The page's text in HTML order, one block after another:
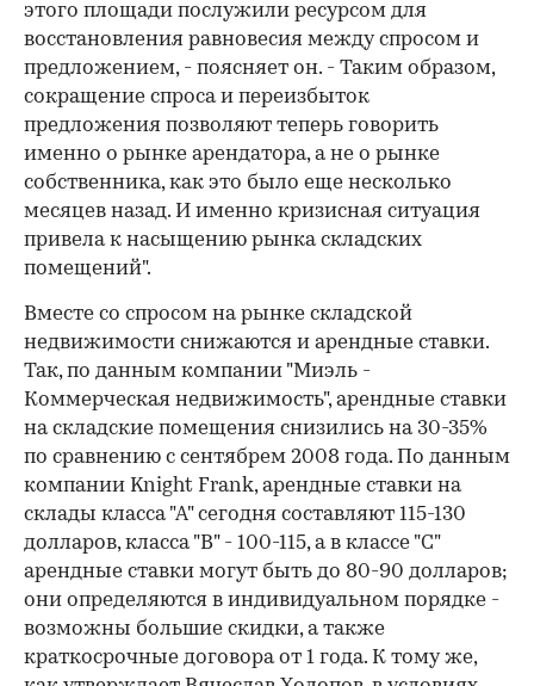
этого площади послужили ресурсом для
восстановления равновесия между спросом и
предложением, - поясняет он. - Таким образом,
сокращение спроса и переизбыток
предложения позволяют теперь говорить
именно о рынке арендатора, а не о рынке
собственника, как это было еще несколько
месяцев назад. И именно кризисная ситуация
привела к насыщению рынка складских
помещений".
Вместе со спросом на рынке складской
недвижимости снижаются и арендные ставки.
Так, по данным компании "Миэль -
Коммерческая недвижимость", арендные ставки
на складские помещения снизились на 30-35%
по сравнению с сентябрем 2008 года. По данным
компании Knight Frank, арендные ставки на
склады класса "А" сегодня составляют 115-130
долларов, класса "B" - 100-115, а в классе "С"
арендные ставки могут быть до 80-90 долларов;
они определяются в индивидуальном порядке -
возможны большие скидки, а также
краткосрочные договора от 1 года. К тому же,